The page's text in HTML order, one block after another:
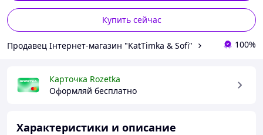
Купить сейчас
Продавец Інтернет-магазин "KatTimka & Sofi" 100%
Карточка Rozetka
Оформляй бесплатно
Характеристики и описание